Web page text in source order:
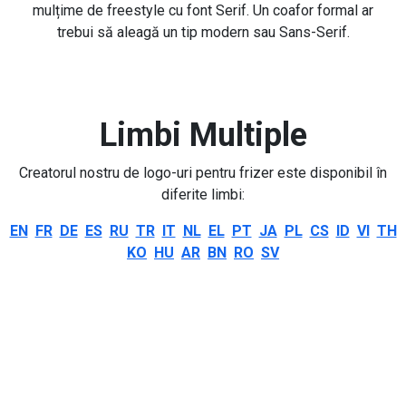
mulțime de freestyle cu font Serif. Un coafor formal ar
trebui să aleagă un tip modern sau Sans-Serif.
Limbi Multiple
Creatorul nostru de logo-uri pentru frizer este disponibil în
diferite limbi:
EN FR DE ES RU TR IT NL EL PT JA PL CS ID VI TH
KO HU AR BN RO SV